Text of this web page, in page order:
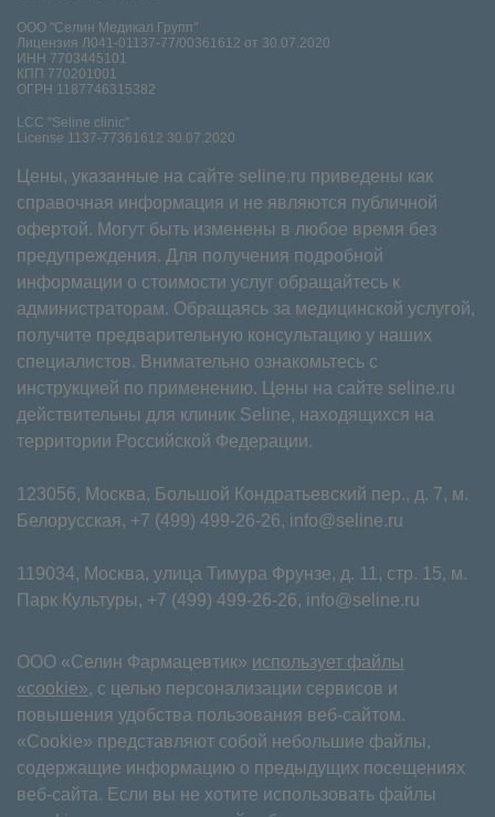
ООО "Селин Медикал Групп"
Лицензия Л041-01137-77/00361612 от 30.07.2020
ИНН 7703445101
КПП 770201001
ОГРН 1187746315382
LCC "Seline clinic"
License 1137-77361612 30.07.2020
Цены, указанные на сайте seline.ru приведены как
справочная информация и не являются публичной
офертой. Могут быть изменены в любое время без
предупреждения. Для получения подробной
информации о стоимости услуг обращайтесь к
администраторам. Обращаясь за медицинской услугой,
получите предварительную консультацию у наших
специалистов. Внимательно ознакомьтесь с
инструкцией по применению. Цены на сайте seline.ru
действительны для клиник Seline, находящихся на
территории Российской Федерации.
123056, Москва, Большой Кондратьевский пер., д. 7, м.
Белорусская, +7 (499) 499-26-26, info@seline.ru
119034, Москва, улица Тимура Фрунзе, д. 11⁠, стр. 15, м.
Парк Культуры, +7 (499) 499-26-26, info@seline.ru
ООО «Селин Фармацевтик» использует файлы
«cookie», с целью персонализации сервисов и
повышения удобства пользования веб-сайтом.
«Cookie» представляют собой небольшие файлы,
содержащие информацию о предыдущих посещениях
веб-сайта. Если вы не хотите использовать файлы